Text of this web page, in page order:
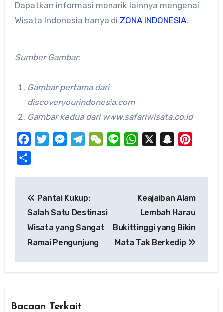
Dapatkan informasi menarik lainnya mengenai
Wisata Indonesia hanya di ZONA INDONESIA.
Sumber Gambar:
Gambar pertama dari
discoveryourindonesia.com
Gambar kedua dari www.safariwisata.co.id
FacebookTwitterMessengerTelegramWeChat
Line WhatsApp Snapchat
navigation
Pantai Kukup:
Salah Satu Destinasi
Wisata yang Sangat
Ramai Pengunjung
Keajaiban Alam
Lembah Harau
Bukittinggi yang Bikin
Mata Tak Berkedip
Bacaan Terkait